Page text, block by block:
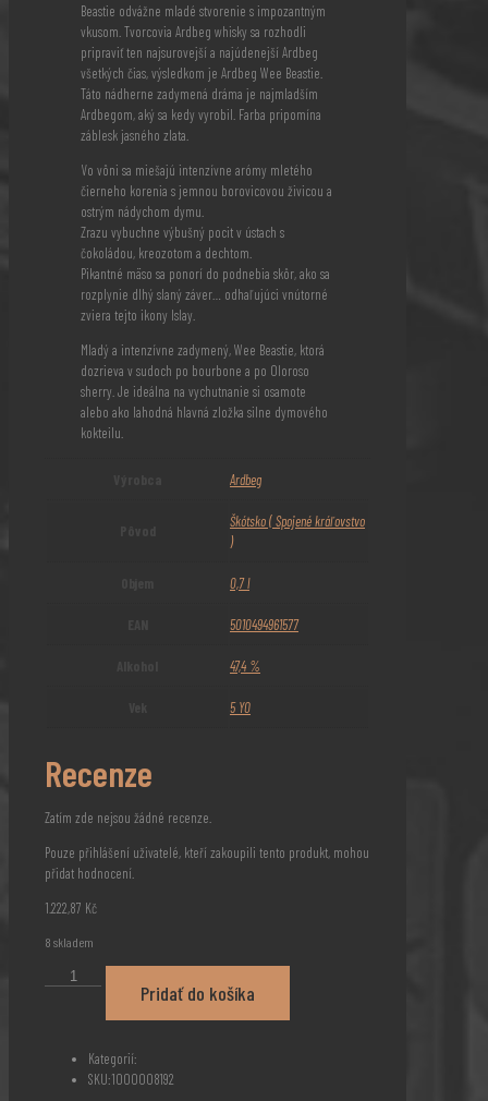
Beastie odvážne mladé stvorenie s impozantným
vkusom. Tvorcovia Ardbeg whisky sa rozhodli
pripraviť ten najsurovejší a najúdenejší Ardbeg
všetkých čias, výsledkom je Ardbeg Wee Beastie.
Táto nádherne zadymená dráma je najmladším
Ardbegom, aký sa kedy vyrobil. Farba pripomína
záblesk jasného zlata.
Vo vôni sa miešajú intenzívne arómy mletého
čierneho korenia s jemnou borovicovou živicou a
ostrým nádychom dymu.
Zrazu vybuchne výbušný pocit v ústach s
čokoládou, kreozotom a dechtom.
Pikantné mäso sa ponorí do podnebia skôr, ako sa
rozplynie dlhý slaný záver… odhaľujúci vnútorné
zviera tejto ikony Islay.
Mladý a intenzívne zadymený, Wee Beastie, ktorá
dozrieva v sudoch po bourbone a po Oloroso
sherry. Je ideálna na vychutnanie si osamote
alebo ako lahodná hlavná zložka silne dymového
kokteilu.
Ardbeg
Škótsko ( Spojené kráľovstvo
)
0,7 l
5010494961577
47,4 %
5 YO
Recenze
Zatím zde nejsou žádné recenze.
Pouze přihlášení uživatelé, kteří zakoupili tento produkt, mohou
přidat hodnocení.
1.222,87 Kč
8 skladem
Ardbeg
Pridať do košíka
Kategorií:
SKU:1000008192